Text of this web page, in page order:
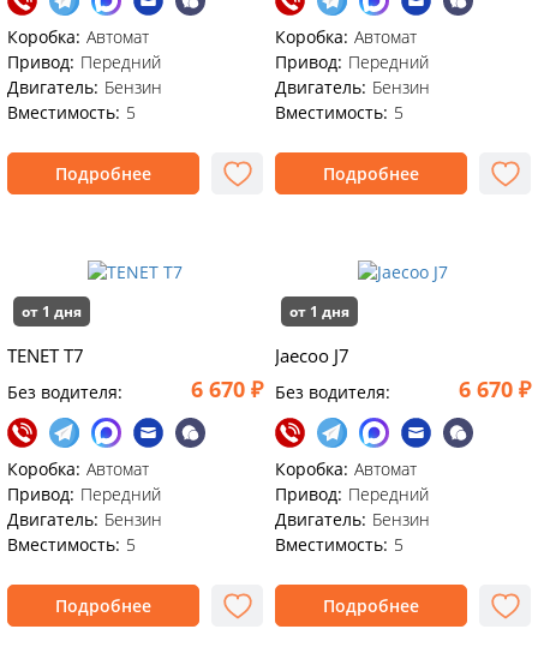
Коробка: Автомат
Привод: Передний
Двигатель: Бензин
Вместимость: 5
Подробнее
Коробка: Автомат
Привод: Передний
Двигатель: Бензин
Вместимость: 5
Подробнее
от 1 дня
TENET T7
Без водителя: 6 670 ₽
Коробка: Автомат
Привод: Передний
Двигатель: Бензин
Вместимость: 5
Подробнее
от 1 дня
Jaecoo J7
Без водителя: 6 670 ₽
Коробка: Автомат
Привод: Передний
Двигатель: Бензин
Вместимость: 5
Подробнее